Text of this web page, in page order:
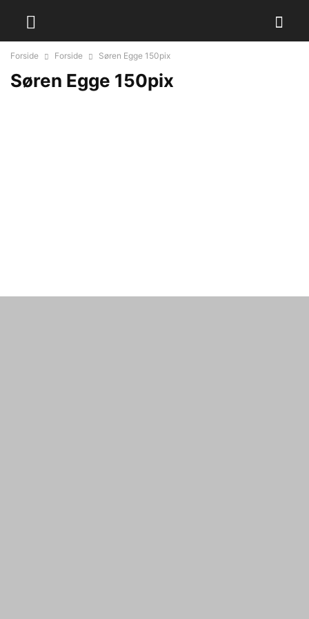
Forside Forside Søren Egge 150pix
Søren Egge 150pix